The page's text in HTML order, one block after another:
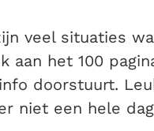
veel situaties
aan het 100
doorstuurt.
niet een hele